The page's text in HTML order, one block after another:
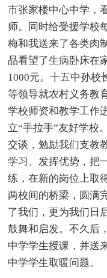
市张家楼中心中学，
师。同时给受援学校
梅和我送来了各类肉
品看望了生病卧床在
1000元。十五中孙校
等领导就农村义务教
学校师资和教学工作
立“手拉手”友好学校
交谈，勉励我们支教
学习、发挥优势，把
练，在新的岗位上取
两校间的桥梁，圆满
了我们，更为我们日
鼓舞和启发。不久后
中学学生授课，并送
中学学生取暖问题。